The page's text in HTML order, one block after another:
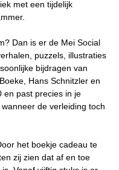
met een tijdelijk
Dan is er de Mei Social
puzzels, illustraties
bijdragen van
Hans Schnitzler en
en past precies in je
de verleiding toch
het boekje cadeau te
zij zien dat af en toe